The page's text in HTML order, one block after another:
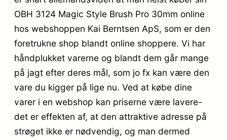
OBH 3124 Magic Style Brush Pro 30mm online
hos webshoppen Kai Berntsen ApS, som er den
foretrukne shop blandt online shoppere. Vi har
håndplukket varerne og blandt dem går mange
på jagt efter deres mål, som jo fx kan være den
vare du kigger på lige nu. Ved at købe dine
varer i en webshop kan priserne være lavere-
det er effekten af, at den attraktive adresse på
strøget ikke er nødvendig, og man dermed